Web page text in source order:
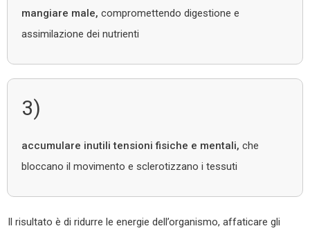
mangiare male, compromettendo digestione e
assimilazione dei nutrienti
3)
accumulare inutili tensioni fisiche e mentali, che
bloccano il movimento e sclerotizzano i tessuti
Il risultato è di ridurre le energie dell’organismo, affaticare gli